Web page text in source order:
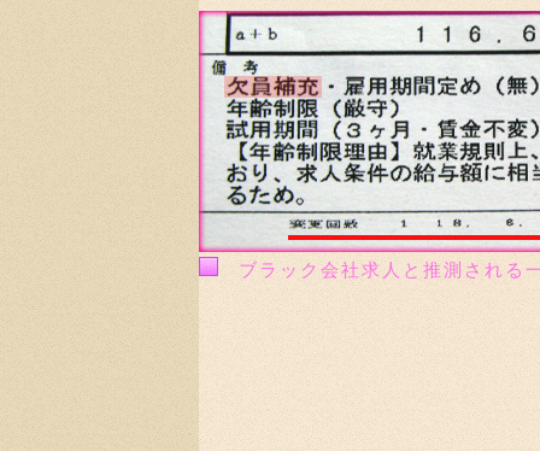
ブラック会社求人と推測される